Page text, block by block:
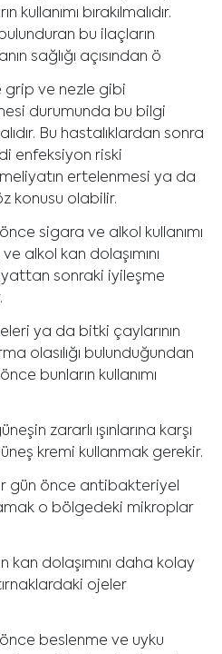
kullanımı bırakılmalıdır.
bu ilaçların
sağlığı açısından ö
ve nezle gibi
durumunda bu bilgi
Bu hastalıklardan sonra
enfeksiyon riski
ertelenmesi ya da
konusu olabilir.
sigara ve alkol kullanımı
ve alkol kan dolaşımını
sonraki iyileşme
ya da bitki çaylarının
olasılığı bulunduğundan
bunların kullanımı
zararlı ışınlarına karşı
kremi kullanmak gerekir.
gün önce antibakteriyel
o bölgedeki mikroplar
dolaşımını daha kolay
ojeler
beslenme ve uyku